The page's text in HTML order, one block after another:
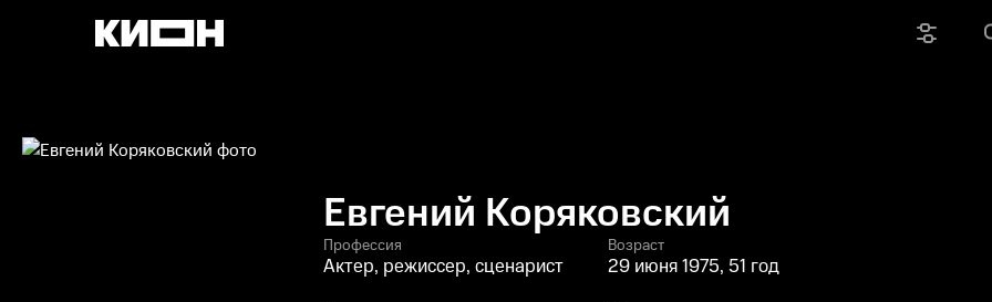
Евгений Коряковский
Профессия
Актер, режиссер, сценарист
Возраст
29 июня 1975, 51 год